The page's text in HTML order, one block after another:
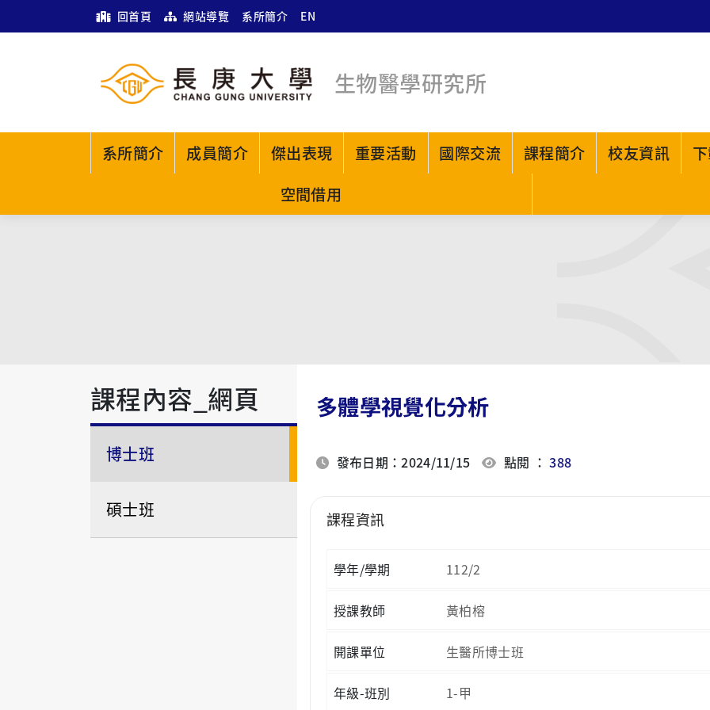
回首頁 網站導覽 系所簡介 EN
生物醫學研究所
系所簡介 成員簡介 傑出表現 重要活動 國際交流 課程簡介 校友資訊
空間借用
課程內容_網頁
博士班
碩士班
多體學視覺化分析
發布日期：2024/11/15 點閱 ：388
課程資訊
學年/學期 112/2
授課教師 黃柏榕
開課單位 生醫所博士班
年級-班別 1-甲